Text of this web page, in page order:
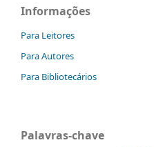
Informações
Para Leitores
Para Autores
Para Bibliotecários
Palavras-chave